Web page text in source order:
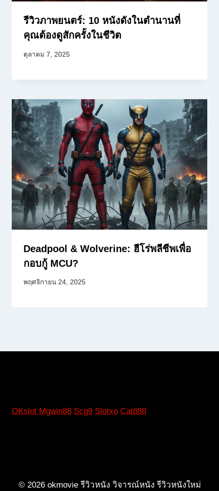
รีวิวภาพยนตร์: 10 หนังดังในตำนานที่
คุณต้องดูสักครั้งในชีวิต
ตุลาคม 7, 2025
Deadpool & Wolverine: ฮีโร่พลีชีพเพื่อ
กอบกู้ MCU?
พฤศจิกายน 24, 2025
OKslot Mgwin88 Scg9 Slotxo Cat888
© 2026 okmovie รีวิวหนัง วิจารณ์หนัง รีวิวหนังใหม่